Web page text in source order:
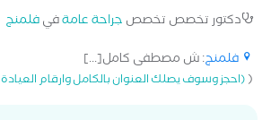
دكتور تخصص تخصص جراحة عامةفيفلمنج
فلمنج: ش مصطفى كامل[...]
((احجز وسوف يصلك العنوان بالكامل وارقام العيادة